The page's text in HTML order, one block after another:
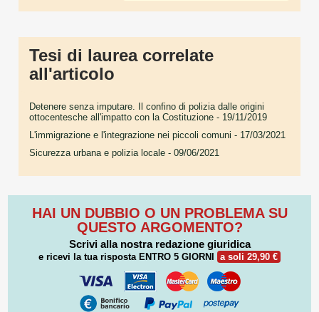
Tesi di laurea correlate
all'articolo
Detenere senza imputare. Il confino di polizia dalle origini
ottocentesche all'impatto con la Costituzione - 19/11/2019
L'immigrazione e l'integrazione nei piccoli comuni - 17/03/2021
Sicurezza urbana e polizia locale - 09/06/2021
HAI UN DUBBIO O UN PROBLEMA SU
QUESTO ARGOMENTO?
Scrivi alla nostra redazione giuridica
e ricevi la tua risposta ENTRO 5 GIORNI a soli 29,90 €